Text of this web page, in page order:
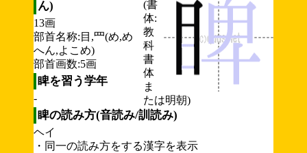
(書
体:
教
科
書
体
ま
たは明朝)
ん)
13画
部首名称:目,罒(め,め
へん,よこめ)
部首画数:5画
睥を習う学年
-
睥の読み方(音読み/訓読み)
ヘイ
・同一の読み方をする漢字を表示